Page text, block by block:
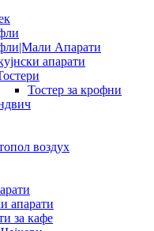
Апарати
апарати
Тостер за крофни
воздух
апарати
за кафе